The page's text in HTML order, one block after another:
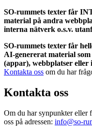
SO-rummets texter får
material på andra
interna nätverk o.s.v.
SO-rummets texter får
AI-genererat material
(appar), webbplatser
Kontakta oss om du har
Kontakta oss
Om du har synpunkter eller
oss på adressen: info@so-